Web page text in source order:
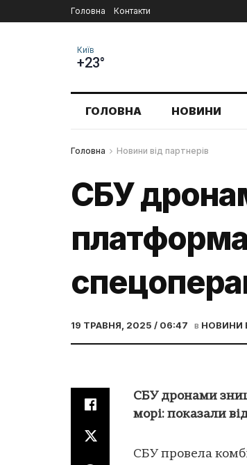
Головна Контакти
Київ
+23°
ГОЛОВНА НОВИНИ
Головна Новини від партнерів
СБУ
19 ТРАВНЯ, 2025 / 06:47 в НОВИНИ
СБУ дронами
морі: показали
СБУ провела